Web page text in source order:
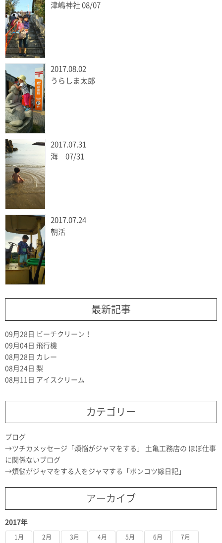
津嶋神社 08/07
2017.08.02
うらしま太郎
2017.07.31
海 07/31
2017.07.24
朝活
最新記事
09月28日
ビーチクリーン！
09月04日 飛行機
08月28日 カレー
08月24日 梨
08月11日 アイスクリーム
カテゴリー
ブログ
ツチカメッセージ「煩悩がジャマをする」 土亀工務店の ほぼ仕事
に関係ないブログ
煩悩がジャマをする人をジャマする「ポンコツ嫁日記」
アーカイブ
2017年
1月 2月 3月 4月 5月 6月 7月